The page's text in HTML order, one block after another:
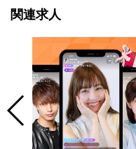
関連求人